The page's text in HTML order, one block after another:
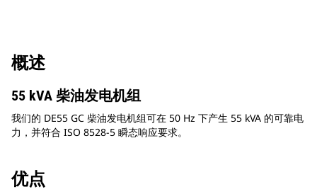
概述
55 kVA 柴油发电机组
我们的 DE55 GC 柴油发电机组可在 50 Hz 下产生 55 kVA 的可靠电
力，并符合 ISO 8528-5 瞬态响应要求。
优点